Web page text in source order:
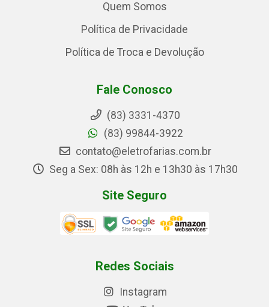
Quem Somos
Política de Privacidade
Política de Troca e Devolução
Fale Conosco
(83) 3331-4370
(83) 99844-3922
contato@eletrofarias.com.br
Seg a Sex: 08h às 12h e 13h30 às 17h30
Site Seguro
Redes Sociais
Instagram